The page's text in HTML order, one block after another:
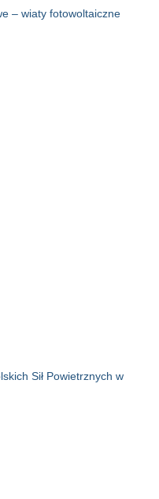
– wiaty fotowoltaiczne
Sił Powietrznych w